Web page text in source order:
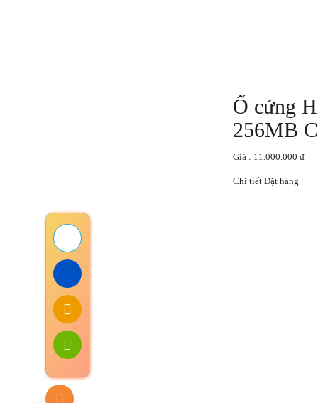
Ổ cứng
256MB
Giá : 11.000.000 đ
Chi tiết Đặt hàng
© 2017 quangcaotop.com.vn . Thiết kế và phát triển bởi
GIỚI THIỆU
Trang Chủ
Giới Thiệu